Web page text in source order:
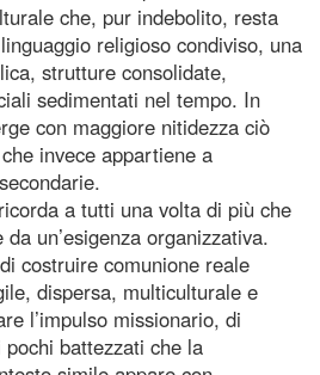
che, pur indebolito, resta
religioso condiviso, una
strutture consolidate,
sedimentati nel tempo. In
con maggiore nitidezza ciò
invece appartiene a
a tutti una volta di più che
un’esigenza organizzativa.
costruire comunione reale
dispersa, multiculturale e
l’impulso missionario, di
battezzati che la